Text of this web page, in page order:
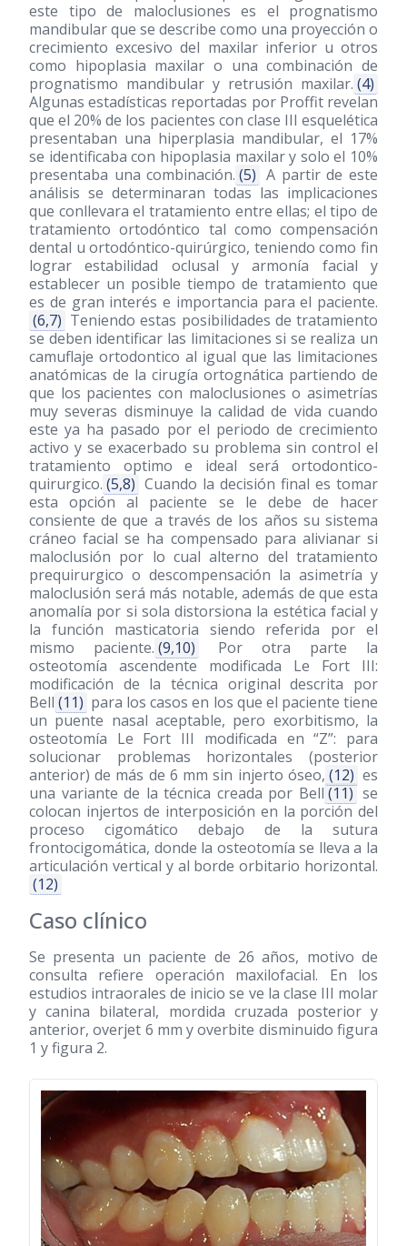
este tipo de maloclusiones es el prognatismo
mandibular que se describe como una proyección o
crecimiento excesivo del maxilar inferior u otros
como hipoplasia maxilar o una combinación de
prognatismo mandibular y retrusión maxilar. (4)
Algunas estadísticas reportadas por Proffit revelan
que el 20% de los pacientes con clase III esquelética
presentaban una hiperplasia mandibular, el 17%
se identificaba con hipoplasia maxilar y solo el 10%
presentaba una combinación. (5) A partir de este
análisis se determinaran todas las implicaciones
que conllevara el tratamiento entre ellas; el tipo de
tratamiento ortodóntico tal como compensación
dental u ortodóntico-quirúrgico, teniendo como fin
lograr estabilidad oclusal y armonía facial y
establecer un posible tiempo de tratamiento que
es de gran interés e importancia para el paciente.
(6,7) Teniendo estas posibilidades de tratamiento
se deben identificar las limitaciones si se realiza un
camuflaje ortodontico al igual que las limitaciones
anatómicas de la cirugía ortognática partiendo de
que los pacientes con maloclusiones o asimetrías
muy severas disminuye la calidad de vida cuando
este ya ha pasado por el periodo de crecimiento
activo y se exacerbado su problema sin control el
tratamiento optimo e ideal será ortodontico-
quirurgico. (5,8) Cuando la decisión final es tomar
esta opción al paciente se le debe de hacer
consiente de que a través de los años su sistema
cráneo facial se ha compensado para alivianar si
maloclusión por lo cual alterno del tratamiento
prequirurgico o descompensación la asimetría y
maloclusión será más notable, además de que esta
anomalía por si sola distorsiona la estética facial y
la función masticatoria siendo referida por el
mismo paciente. (9,10)
Por otra parte la
osteotomía ascendente modificada Le Fort III:
modificación de la técnica original descrita por
Bell (11) para los casos en los que el paciente tiene
un puente nasal aceptable, pero exorbitismo, la
osteotomía Le Fort III modificada en “Z”: para
solucionar problemas horizontales (posterior
anterior) de más de 6 mm sin injerto óseo, (12) es
una variante de la técnica creada por Bell (11) se
colocan injertos de interposición en la porción del
proceso cigomático debajo de la sutura
frontocigomática, donde la osteotomía se lleva a la
articulación vertical y al borde orbitario horizontal.
(12)
Caso clínico
Se presenta un paciente de 26 años, motivo de
consulta refiere operación maxilofacial. En los
estudios intraorales de inicio se ve la clase III molar
y canina bilateral, mordida cruzada posterior y
anterior, overjet 6 mm y overbite disminuido figura
1 y figura 2.